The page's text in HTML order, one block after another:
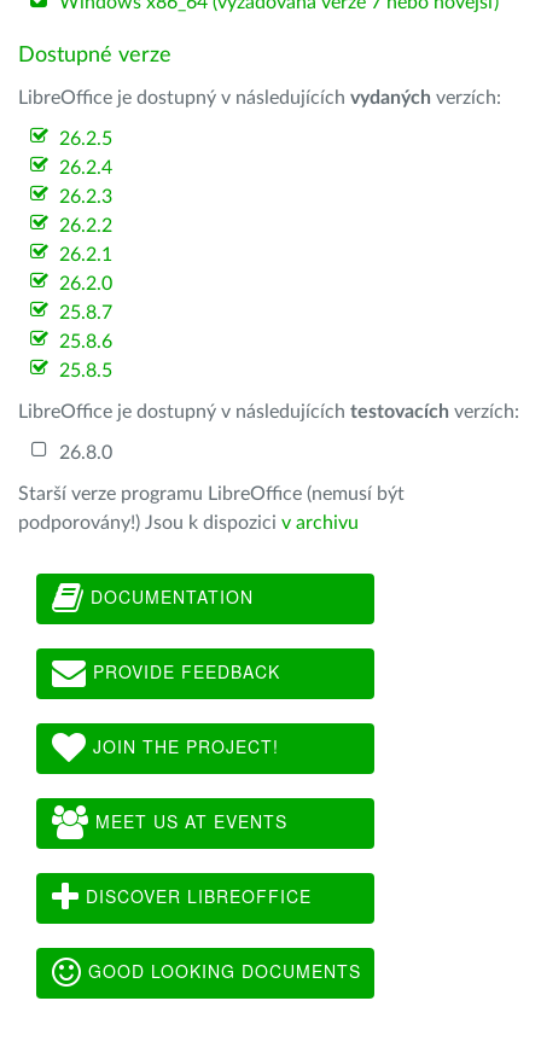
Dostupné verze
LibreOffice je dostupný v následujících vydaných verzích:
26.2.5
26.2.4
26.2.3
26.2.2
26.2.1
26.2.0
25.8.7
25.8.6
25.8.5
LibreOffice je dostupný v následujících testovacích verzích:
26.8.0
Starší verze programu LibreOffice (nemusí být
podporovány!) Jsou k dispozici v archivu
DOCUMENTATION
PROVIDE FEEDBACK
JOIN THE PROJECT!
MEET US AT EVENTS
DISCOVER LIBREOFFICE
GOOD LOOKING DOCUMENTS